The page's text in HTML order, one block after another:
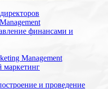
финансами и
Management
и проведение